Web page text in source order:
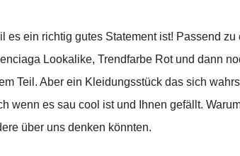
es ein richtig gutes Statement ist! Passend
Lookalike, Trendfarbe Rot und dann
Teil. Aber ein Kleidungsstück das sich
wenn es sau cool ist und Ihnen gefällt.
über uns denken könnten.